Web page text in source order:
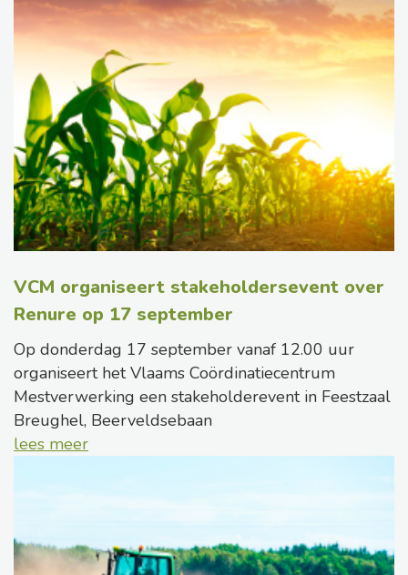
VCM organiseert stakeholdersevent over
Renure op 17 september
Op donderdag 17 september vanaf 12.00 uur
organiseert het Vlaams Coördinatiecentrum
Mestverwerking een stakeholderevent in Feestzaal
Breughel, Beerveldsebaan
lees meer